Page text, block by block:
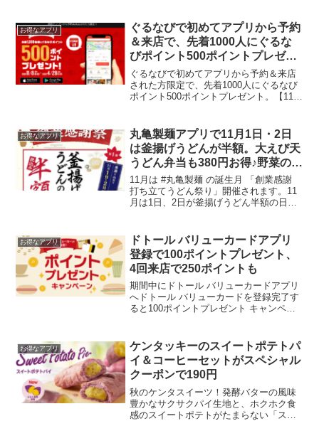
お得なアプリ
ぐるなびで初めてアプリから予約
＆来店で、先着1000人にぐるな
びポイント500ポイントプレゼン
ト。
ぐるなびで初めてアプリから予約＆来店
された方限定で、先着1000人にぐるなび
ポイント500ポイントプレゼント。【11月
まずはエントリー。...
お得なアプリ
丸亀製麺アプリで11月1日・2日
は釜揚げうどんが半額。大えび天
うどん弁当も380円お得♪野菜のか
き揚げの消費カロリーがとんでも
なかった！
11月は #丸亀製麺 の誕生月 「創業感謝
打ち立てうどん祭り」開催されます。11
月は1日、2日が釜揚げうどん半額の日で
月2日～大えび天と定番おかず...
お得なアプリ
ドトール バリューカードアプリ
登録で100ポイントプレゼント、
4回来店で250ポイントも
期間中にドトール バリューカードアプリ
へドトール バリューカードを登録完了す
ると100ポイントプレゼント キャンペー
１７日（金）アプリでエントリー！対象
店舗で４回...
お得なアプリ
ケンタッキーのスイートポテトパ
イ＆コーヒーセットがスペシャル
クーポンで190円
秋のケンタスイーツ！発酵バターの風味
豊かなサクサクパイ生地と、ホクホク食
感のスイートポテトがたまらない「スイ